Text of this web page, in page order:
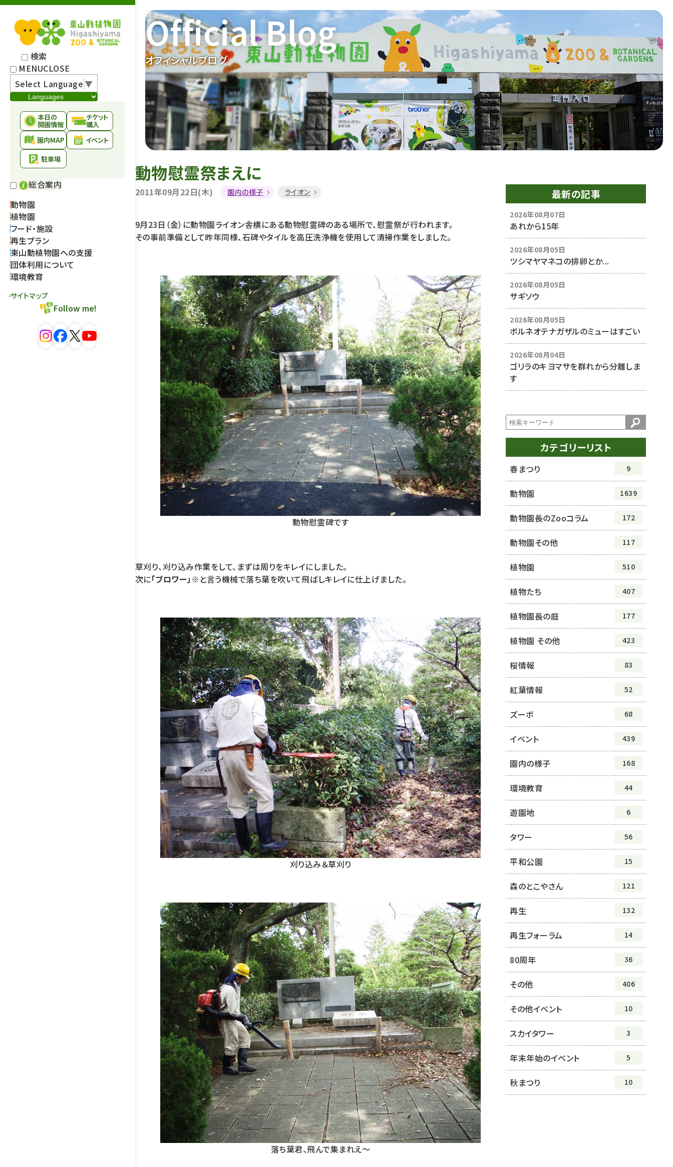
検索
MENUCLOSE
Select Language▼
本日の
開園情報
チケット
購入
園内MAP
イベント
駐車場
総合案内
動物園
植物園
フード・施設
再生プラン
東山動植物園への支援
団体利用について
環境教育
サイトマップ
Follow me!
オフィシャルブログ
Official Blog
動物慰霊祭まえに
2011年09月22日(木) 園内の様子 ライオン
9月23日（金）に動物園ライオン舎横にある動物慰霊碑のある場所で、慰霊祭が行われます。
その事前準備として昨年同様、石碑やタイルを高圧洗浄機を使用して清掃作業をしました。
動物慰霊碑です
草刈り、刈り込み作業をして、まずは周りをキレイにしました。
次に「ブロワー」※ と言う機械で落ち葉を吹いて飛ばしキレイに仕上げました。
刈り込み＆草刈り
落ち葉君、飛んで集まれえ〜
最新の記事
2026年08月07日
あれから15年
2026年08月05日
ツシマヤマネコの排卵とか...
2026年08月05日
サギソウ
2026年08月05日
ボルネオテナガザルのミューはすごい
2026年08月04日
ゴリラのキヨマサを群れから分離しま
す
カテゴリーリスト
春まつり 9
動物園 1639
動物園長のZooコラム 172
動物園その他 117
植物園 510
植物たち 407
植物園長の庭 177
植物園 その他 423
桜情報 83
紅葉情報 52
ズーボ 68
イベント 439
園内の様子 168
環境教育 44
遊園地 6
タワー 56
平和公園 15
森のとこやさん 121
再生 132
再生フォーラム 14
80周年 36
その他 406
その他イベント 10
スカイタワー 3
年末年始のイベント 5
秋まつり 10